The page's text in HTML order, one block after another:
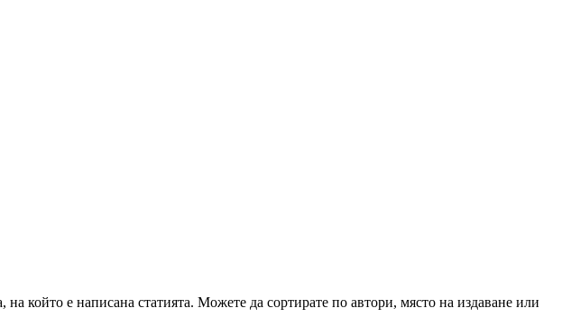
който е написана статията. Можете да сортирате по автори, място на издаване или